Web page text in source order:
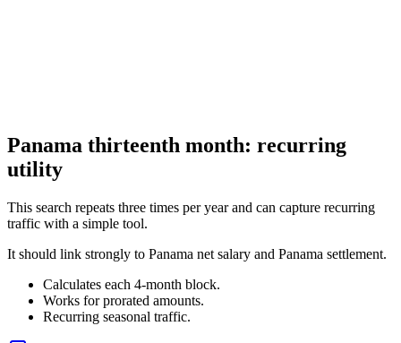
Panama thirteenth month: recurring
utility
This search repeats three times per year and can capture recurring
traffic with a simple tool.
It should link strongly to Panama net salary and Panama settlement.
Calculates each 4-month block.
Works for prorated amounts.
Recurring seasonal traffic.